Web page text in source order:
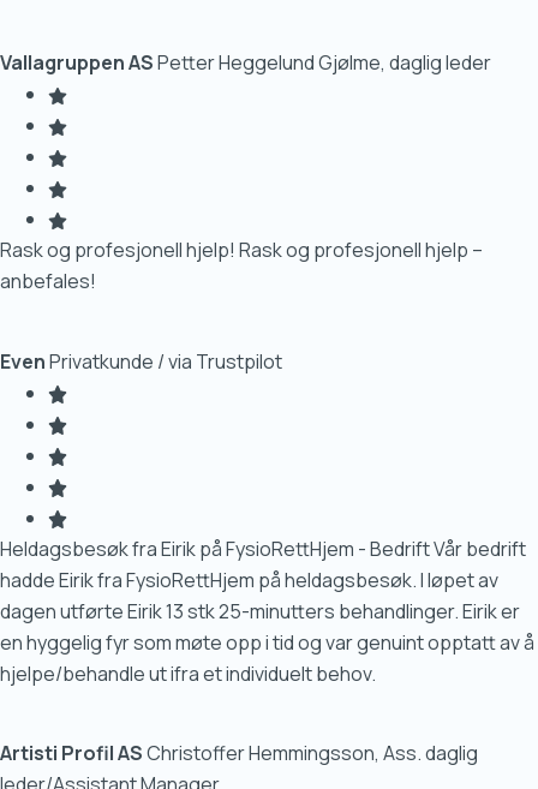
Vallagruppen ASPetter Heggelund Gjølme, daglig leder
Rask og profesjonell hjelp! Rask og profesjonell hjelp –
anbefales!
EvenPrivatkunde / via Trustpilot
Heldagsbesøk fra Eirik på FysioRettHjem - Bedrift Vår bedrift
hadde Eirik fra FysioRettHjem på heldagsbesøk. I løpet av
dagen utførte Eirik 13 stk 25-minutters behandlinger. Eirik er
en hyggelig fyr som møte opp i tid og var genuint opptatt av å
hjelpe/behandle ut ifra et individuelt behov.
Artisti Profil ASChristoffer Hemmingsson, Ass. daglig